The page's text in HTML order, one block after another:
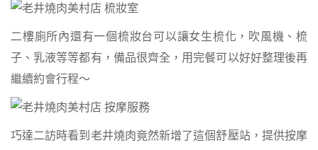
二樓廁所內還有一個梳妝台可以讓女生梳化，吹風機、梳
子、乳液等等都有，備品很齊全，用完餐可以好好整理後再
繼續約會行程～
巧達二訪時看到老井燒肉竟然新增了這個舒壓站，提供按摩